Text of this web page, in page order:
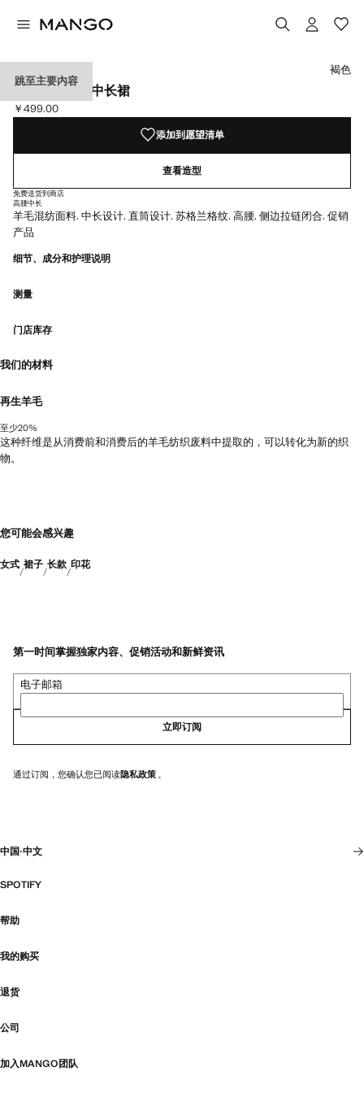
跳至主要内容
羊毛混纺格纹中长裙
当前价格 [￥499.00 ]
￥499.00
选择颜色
已选择颜色褐色
褐色
添加到愿望清单
查看造型
免费送货到商店
高腰中长
羊毛混纺面料. 中长设计. 直筒设计. 苏格兰格纹. 高腰. 侧边拉链闭合. 促销
产品
细节、成分和护理说明
测量
门店库存
我们的材料
再生羊毛
至少20%
这种纤维是从消费前和消费后的羊毛纺织废料中提取的，可以转化为新的织
物。
您可能会感兴趣
女式 裙子 长款 印花
第一时间掌握独家内容、促销活动和新鲜资讯
电子邮箱
立即订阅
通过订阅，您确认您已阅读隐私政策 。
中国·中文
SPOTIFY
帮助
我的购买
退货
公司
加入MANGO团队